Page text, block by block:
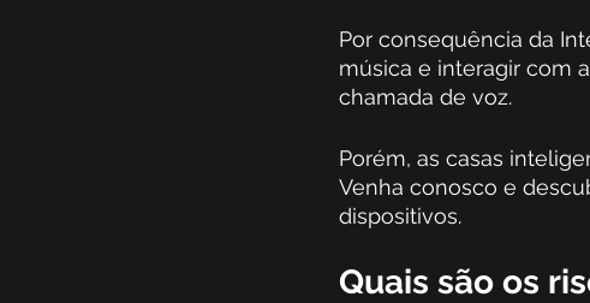
Por consequência da
música e interagir com
chamada de voz.
Porém, as casas
Venha conosco e
dispositivos.
Quais são os